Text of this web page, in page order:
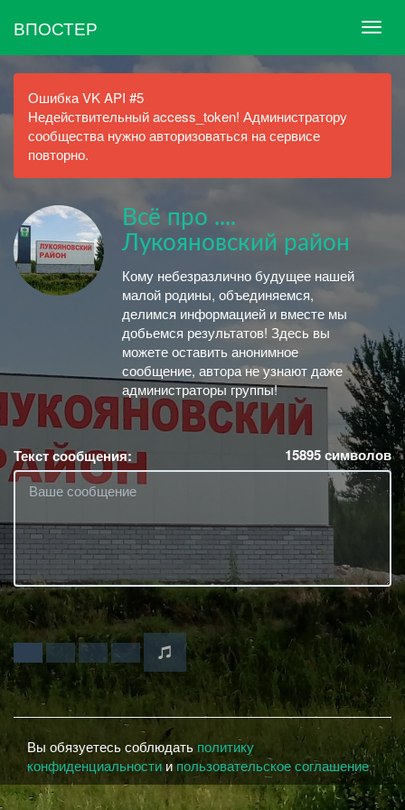
ВПОСТЕР
Ошибка VK API #5
Недействительный access_token! Администратору
сообщества нужно авторизоваться на сервисе
повторно.
Всё про ....
Лукояновский район
Кому небезразлично будущее нашей
малой родины, объединяемся,
делимся информацией и вместе мы
добьемся результатов! Здесь вы
можете оставить анонимное
сообщение, автора не узнают даже
администраторы группы!
Текст сообщения: 15895символов
Вы обязуетесь соблюдать политику
конфиденциальности и пользовательское соглашение